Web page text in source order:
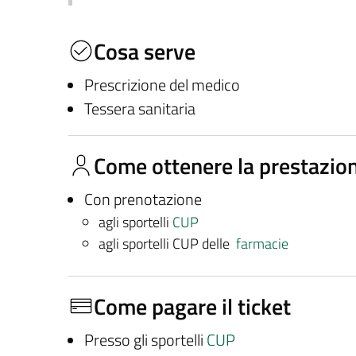
Cosa serve
Prescrizione del medico
Tessera sanitaria
Come ottenere la
Con prenotazione
agli sportelli CUP
agli sportelli CUP delle farmacie
Come pagare il ticket
Presso gli sportelli CUP